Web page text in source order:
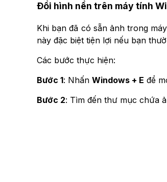
Đổi hình nền trên máy tính
Khi bạn đã có sẵn ảnh trong
này đặc biệt tiện lợi nếu bạn
Các bước thực hiện:
Bước 1: Nhấn Windows + E để
Bước 2: Tìm đến thư mục chứa